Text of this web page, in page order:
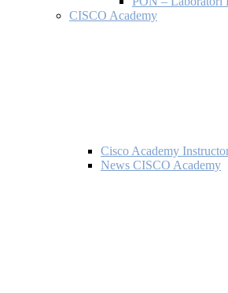
CISCO Academy
Cisco Academy
News CISCO Academy